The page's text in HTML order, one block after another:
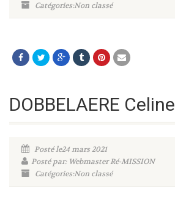
Catégories:Non classé
DOBBELAERE Celine
Posté le24 mars 2021
Posté par: Webmaster Ré-MISSION
Catégories:Non classé